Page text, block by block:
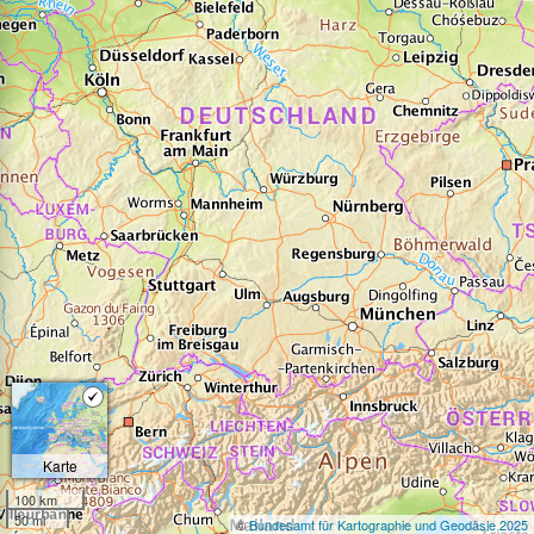
Karte
100 km
50 mi
©Bundesamt für Kartographie und Geodäsie 2025